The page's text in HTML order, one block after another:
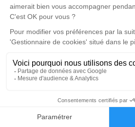
Faire-part
jeudi 07 octobre 2021 à
Eglise de Sorges de Trélazé
49800 Trélazé